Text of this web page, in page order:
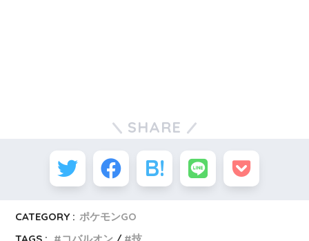
SHARE
CATEGORY : ポケモンGO
TAGS :
コバルオン 技